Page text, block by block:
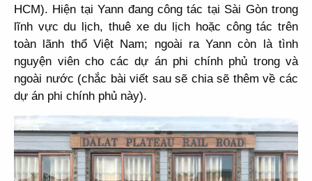
HCM). Hiện tại Yann đang công tác tại Sài Gòn trong
lĩnh vực du lịch, thuê xe du lịch hoặc công tác trên
toàn lãnh thổ Việt Nam; ngoài ra Yann còn là tình
nguyện viên cho các dự án phi chính phủ trong và
ngoài nước (chắc bài viết sau sẽ chia sẽ thêm về các
dự án phi chính phủ này).